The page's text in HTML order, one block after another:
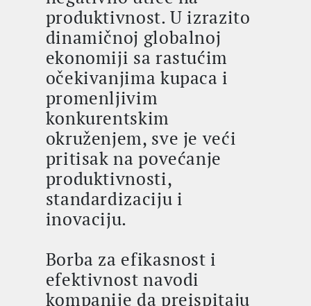
produktivnost. U izrazito
dinamičnoj globalnoj
ekonomiji sa rastućim
očekivanjima kupaca i
promenljivim
konkurentskim
okruženjem, sve je veći
pritisak na povećanje
produktivnosti,
standardizaciju i
inovaciju.
Borba za efikasnost i
efektivnost navodi
kompanije da preispitaju